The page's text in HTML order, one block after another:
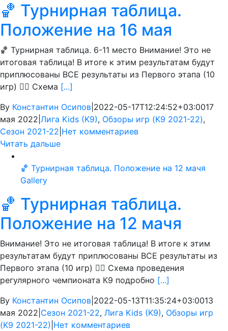
🏀 Турнирная таблица.
Положение на 16 мая
🏀 Турнирная таблица. 6-11 место Внимание! Это не
итоговая таблица! В итоге к этим результатам будут
приплюсованы ВСЕ результаты из Первого этапа (10
игр) 👍🏻 Схема [...]
By Константин Осипов 2022-05-17T12:24:52+03:0017
мая 2022 Лига Kids (K9), Обзоры игр (K9 2021-22),
Сезон 2021-22 Нет комментариев
Читать дальше
🏀 Турнирная таблица. Положение на 12 мачя
Gallery
🏀 Турнирная таблица.
Положение на 12 мачя
Внимание! Это не итоговая таблица! В итоге к этим
результатам будут приплюсованы ВСЕ результаты из
Первого этапа (10 игр) 👍🏻 Схема проведения
регулярного чемпионата К9 подробно [...]
By Константин Осипов 2022-05-13T11:35:24+03:0013
мая 2022 Сезон 2021-22, Лига Kids (K9), Обзоры игр
(K9 2021-22) Нет комментариев